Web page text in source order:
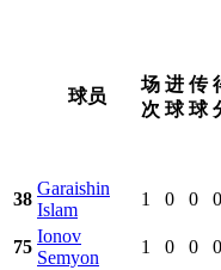
球员
场
次
进
球
传
球
38
Garaishin
Islam
1 0 0 0
75
Ionov
Semyon
1 0 0 0